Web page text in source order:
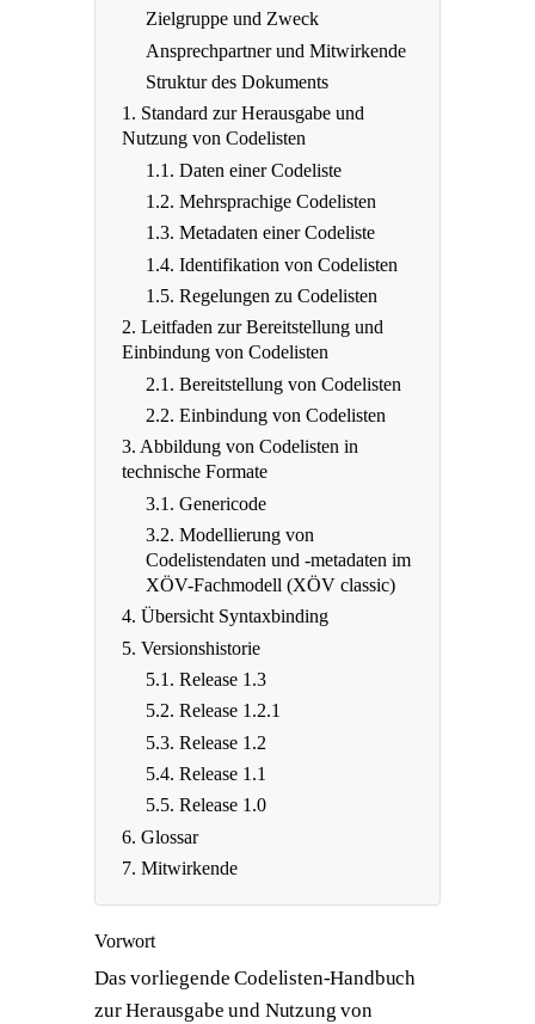
Zielgruppe und Zweck
Ansprechpartner und Mitwirkende
Struktur des Dokuments
1. Standard zur Herausgabe und
Nutzung von Codelisten
1.1. Daten einer Codeliste
1.2. Mehrsprachige Codelisten
1.3. Metadaten einer Codeliste
1.4. Identifikation von Codelisten
1.5. Regelungen zu Codelisten
2. Leitfaden zur Bereitstellung und
Einbindung von Codelisten
2.1. Bereitstellung von Codelisten
2.2. Einbindung von Codelisten
3. Abbildung von Codelisten in
technische Formate
3.1. Genericode
3.2. Modellierung von
Codelistendaten und -metadaten im
XÖV-Fachmodell (XÖV classic)
4. Übersicht Syntaxbinding
5. Versionshistorie
5.1. Release 1.3
5.2. Release 1.2.1
5.3. Release 1.2
5.4. Release 1.1
5.5. Release 1.0
6. Glossar
7. Mitwirkende
Vorwort
Das vorliegende Codelisten-Handbuch
zur Herausgabe und Nutzung von